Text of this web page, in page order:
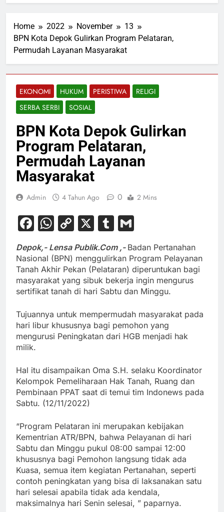
Home 2022 November
13
BPN Kota Depok Gulirkan Program Pelataran,
Permudah Layanan Masyarakat
EKONOMI HUKUM PERISTIWA
RELIGI
SERBA SERBI
SOSIAL
BPN Kota Depok Gulirkan
Program Pelataran,
Permudah Layanan
Masyarakat
Admin 4 Tahun Ago 0 2 Mins
Facebook
WhatsApp
Copy
Link
X Tumblr
Depok,- Lensa Publik.Com ,- Badan Pertanahan
Nasional (BPN) menggulirkan Program Pelayanan
Tanah Akhir Pekan (Pelataran) diperuntukan bagi
masyarakat yang sibuk bekerja ingin mengurus
sertifikat tanah di hari Sabtu dan Minggu.
Tujuannya untuk mempermudah masyarakat pada
hari libur khususnya bagi pemohon yang
mengurusi Peningkatan dari HGB menjadi hak
milik.
Hal itu disampaikan Oma S.H. selaku Koordinator
Kelompok Pemeliharaan Hak Tanah, Ruang dan
Pembinaan PPAT saat di temui tim Indonews pada
Sabtu. (12/11/2022)
“Program Pelataran ini merupakan kebijakan
Kementrian ATR/BPN, bahwa Pelayanan di hari
Sabtu dan Minggu pukul 08:00 sampai 12:00
khususnya bagi Pemohon langsung tidak ada
Kuasa, semua item kegiatan Pertanahan, seperti
contoh peningkatan yang bisa di laksanakan satu
hari selesai apabila tidak ada kendala,
maksimalnya hari Senin selesai, ” paparnya.